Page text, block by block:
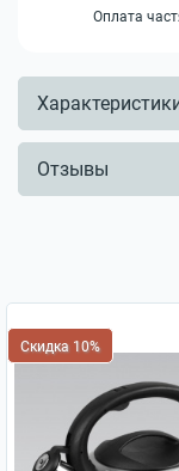
Оплата
Отзывы
Скидка 10%